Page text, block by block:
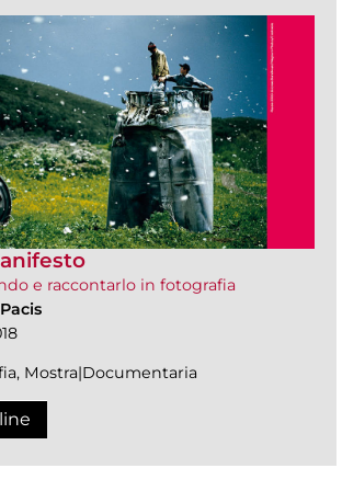
e raccontarlo in fotografia
Mostra|Documentaria